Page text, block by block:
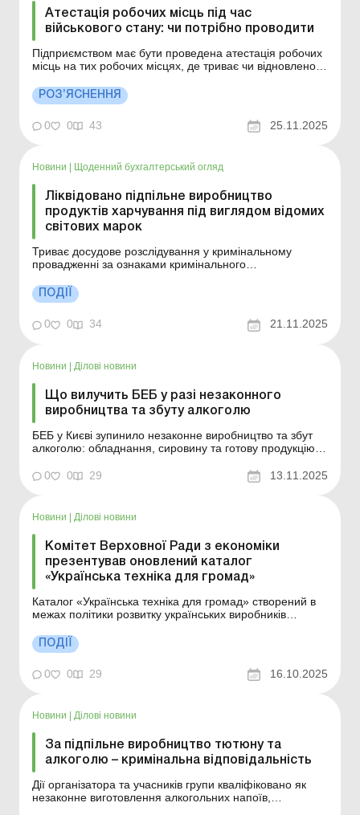
Атестація робочих місць під час
військового стану: чи потрібно проводити
Підприємством має бути проведена атестація робочих
місць на тих робочих місцях, де триває чи відновлено
Більше за темою: Атестація посадовців місцевих рад:
кого стосується та як здійснюється Атестація
медпрацівників: новий порядок від МОЗ Чи
проводитьс...
РОЗ’ЯСНЕННЯ
0 0 43 25.11.2025
Новини Щоденний бухгалтерський огляд
Ліквідовано підпільне виробництво
продуктів харчування під виглядом відомих
світових марок
Триває досудове розслідування у кримінальному
провадженні за ознаками кримінального
Кримінального кодексу України (незаконне
використання знака для товарів і послуг, що завдало
матеріальної шкоди в особливо великому розмірі).
Встановлюється повне коло осіб ...
ПОДІЇ
0 0 34 21.11.2025
Новини | Ділові новини
Що вилучить БЕБ у разі незаконного
виробництва та збуту алкоголю
БЕБ у Києві зупинило незаконне виробництво та збут
алкоголю: обладнання, сировину та готову продукцію
отримання ліцензій на зберігання пального та
роздрібну торгівлю алкоголем і тютюном Припинення
а...
0 0 29 13.11.2025
Новини | Ділові новини
Комітет Верховної Ради з економіки
презентував оновлений каталог
«Українська техніка для громад»
Каталог «Українська техніка для громад» створений в
межах політики розвитку українських виробників
роботодавців України, Асоціацією міст України і
Міністерством економіки, довкілля та сільського
ПОДІЇ
0 0 29 16.10.2025
Новини Ділові новини
За підпільне виробництво тютюну та
алкоголю – кримінальна відповідальність
Дії організатора та учасників групи кваліфіковано як
незаконне виготовлення алкогольних напоїв,